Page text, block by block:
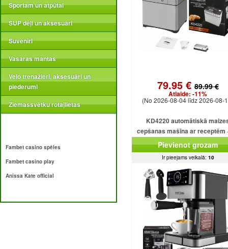
Sportam un atpūtai
SUP dēļi un aksesuāri
Suvenīri
Vasaras mantas
Velo trenažieri, aksesuāri un
piederumi
Ziemassvētku rotaļlietas
Fambet casino spēles
Fambet casino play
Anissa Kate official
79.95 €89.99 €
Atlaide: -11%
(No 2026-08-04 līdz 2026-08-
KD4220 automātiskā
cepšanas mašīna ar receptēm
programmām + saldējumu
Pievienot grozam
Ir pieejams veikalā: 10